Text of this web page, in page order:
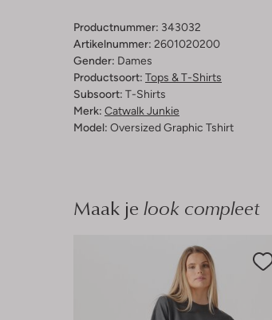
Productnummer: 343032
Artikelnummer: 2601020200
Gender: Dames
Productsoort: Tops & T-Shirts
Subsoort: T-Shirts
Merk: Catwalk Junkie
Model: Oversized Graphic Tshirt
Maak je look compleet